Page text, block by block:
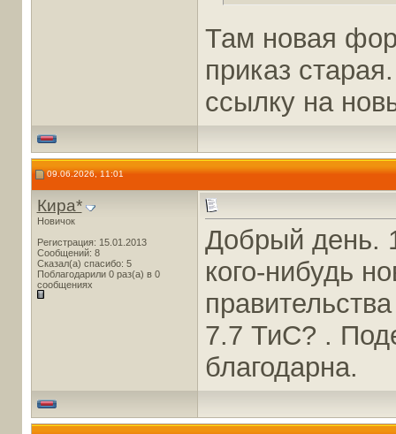
Там новая
приказ
ссылку на
09.06.2026, 11:01
Кира*
Новичок
Регистрация: 15.01.2013
Сообщений: 8
Сказал(а) спасибо: 5
Поблагодарили 0 раз(а) в 0
сообщениях
Добрый день.
кого-нибудь
7.7 ТиС? .
благодарна.